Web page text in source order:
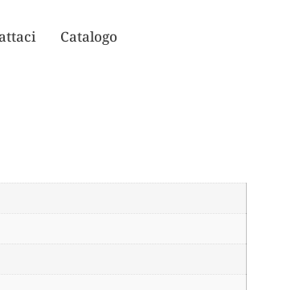
Catalogo